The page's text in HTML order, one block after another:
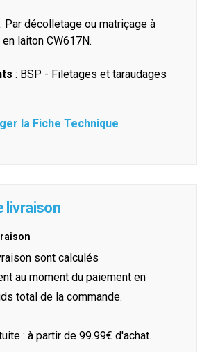
: Par décolletage ou matriçage à
laiton CW617N.
: BSP - Filetages et taraudages
la Fiche Technique
livraison
sont calculés
au moment du paiement en
total de la commande.
: à partir de 99.99€ d'achat.